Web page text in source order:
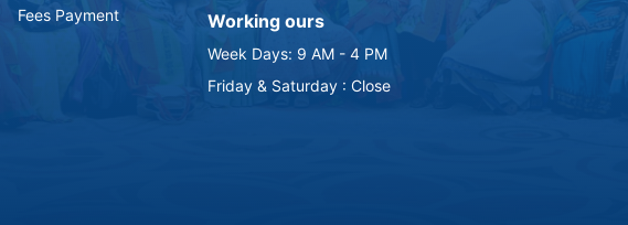
Fees Payment
Working ours
Week Days: 9 AM - 4 PM
Friday & Saturday : Close